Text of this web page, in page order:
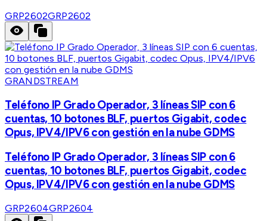
GRP2602GRP2602
GRANDSTREAM
Teléfono IP Grado Operador, 3 líneas SIP con 6
cuentas, 10 botones BLF, puertos Gigabit, codec
Opus, IPV4/IPV6 con gestión en la nube GDMS
Teléfono IP Grado Operador, 3 líneas SIP con 6
cuentas, 10 botones BLF, puertos Gigabit, codec
Opus, IPV4/IPV6 con gestión en la nube GDMS
GRP2604GRP2604